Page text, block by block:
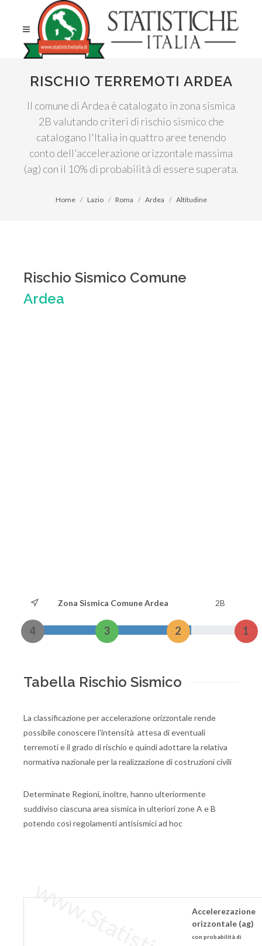
RISCHIO TERREMOTI ARDEA
Il comune di Ardea è catalogato in zona sismica
2B valutando criteri di rischio sismico che
catalogano l'Italia in quattro aree tenendo
conto dell'accelerazione orizzontale massima
(ag) con il 10% di probabilità di essere superata.
Home Lazio Roma Ardea Altitudine
Rischio Sismico Comune
Ardea
Zona Sismica Comune Ardea 2B
4 3 2 1
Tabella Rischio Sismico
La classificazione per accelerazione orizzontale rende
possibile conoscere l'intensità attesa di eventuali
terremoti e il grado di rischio e quindi adottare la relativa
normativa nazionale per la realizzazione di costruzioni civili
Determinate Regioni, inoltre, hanno ulteriormente
suddiviso ciascuna area sismica in ulteriori zone A e B
potendo così regolamenti antisismici ad hoc
Accelerezazione
orizzontale (ag)
con probabilità di